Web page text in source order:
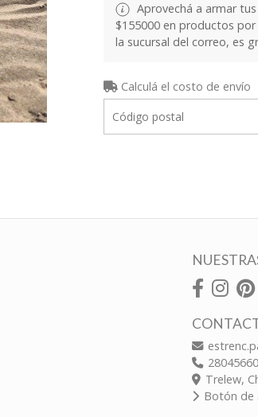
Aprovechá a armar
$155000 en productos
la sucursal del correo, es
Calculá el costo de envío
Trelew,
Botón de